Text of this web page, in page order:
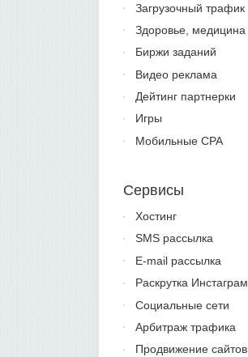
Загрузочный трафик
Здоровье, медицина
Биржи заданий
Видео реклама
Дейтинг партнерки
Игры
Мобильные CPA
Сервисы
Хостинг
SMS рассылка
E-mail рассылка
Раскрутка Инстаграм
Социальные сети
Арбитраж трафика
Продвижение сайтов